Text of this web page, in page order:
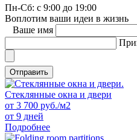
Пн-Сб: с 9:00 до 19:00
Воплотим ваши идеи в жизнь
Ваше имя
Отправить
Стеклянные окна и двери
от 3 700 руб./м2
от 9 дней
Подробнее